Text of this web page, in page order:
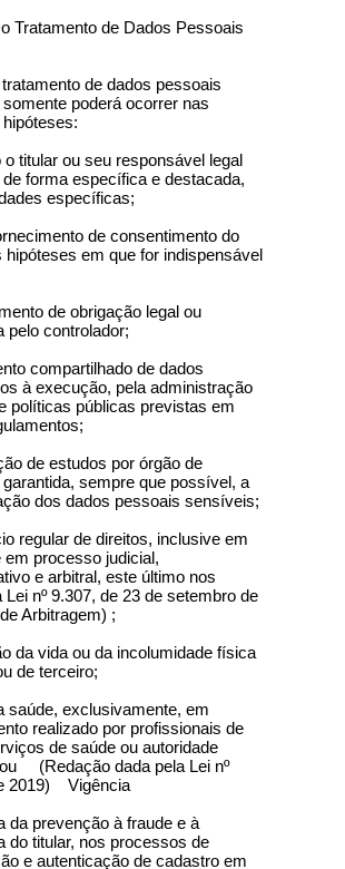
Tratamento de Dados Pessoais
de dados pessoais
poderá ocorrer nas
o titular ou seu responsável legal
forma específica e destacada,
específicas;
de consentimento do
hipóteses em que for indispensável
de obrigação legal ou
pelo controlador;
compartilhado de dados
à execução, pela administração
políticas públicas previstas em
de estudos por órgão de
sempre que possível, a
dos dados pessoais sensíveis;
regular de direitos, inclusive em
em processo judicial,
e arbitral, este último nos
Lei nº 9.307, de 23 de setembro de
Arbitragem) ;
da vida ou da incolumidade física
de terceiro;
saúde, exclusivamente, em
realizado por profissionais de
de saúde ou autoridade
(Redação dada pela Lei nº
2019) Vigência
da prevenção à fraude e à
do titular, nos processos de
e autenticação de cadastro em